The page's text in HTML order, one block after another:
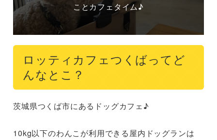
ことカフェタイム♪
ロッティカフェつくばってど
んなとこ？
茨城県つくば市にあるドッグカフェ♪
10kg以下のわんこが利用できる屋内ドッグランは